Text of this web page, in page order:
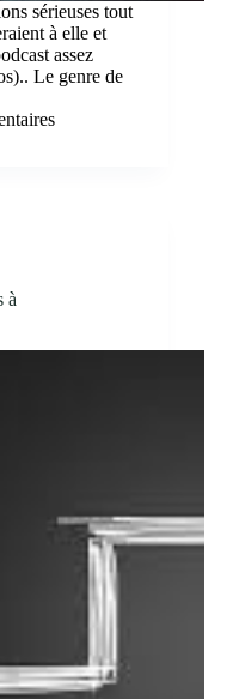
sérieuses tout
à elle et
assez
Le genre de
à